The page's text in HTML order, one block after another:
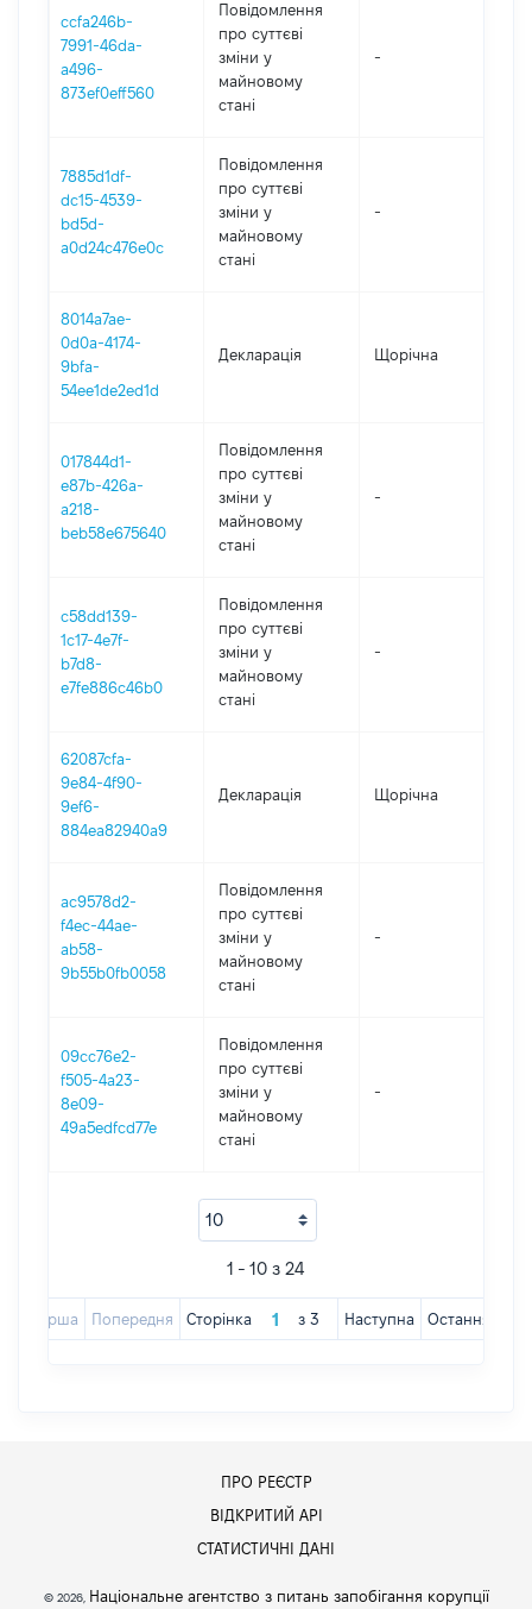
ccfa246b-
7991-46da-
a496-
873ef0eff560
Повідомлення
про суттєві
зміни y
майновому
стані
-
7885d1df-
dc15-4539-
bd5d-
a0d24c476e0c
Повідомлення
про суттєві
зміни y
майновому
стані
-
8014a7ae-
0d0a-4174-
9bfa-
54ee1de2ed1d
Декларація Щорічна
017844d1-
e87b-426a-
a218-
beb58e675640
Повідомлення
про суттєві
зміни y
майновому
стані
-
c58dd139-
1c17-4e7f-
b7d8-
e7fe886c46b0
Повідомлення
про суттєві
зміни y
майновому
стані
-
62087cfa-
9e84-4f90-
9ef6-
884ea82940a9
Декларація Щорічна
ac9578d2-
f4ec-44ae-
ab58-
9b55b0fb0058
Повідомлення
про суттєві
зміни y
майновому
стані
-
09cc76e2-
f505-4a23-
8e09-
49a5edfcd77e
Повідомлення
про суттєві
зміни y
майновому
стані
-
1 - 10 з 24
Перша Попередня Сторінка з 3 Наступна Остання
ПРО РЕЄСТР
ВІДКРИТИЙ АРІ
СТАТИСТИЧНІ ДАНІ
© 2026, Національне агентство з питань запобігання корупції